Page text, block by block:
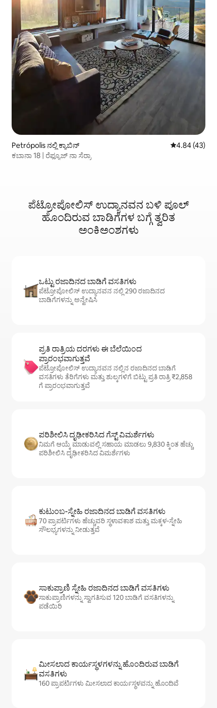
Petrópolis ನಲ್ಲಿ ಕ್ಯಾಬಿನ್ 5 ರಲ್ಲಿ 4.84
4.84 (43)
ಕಬಾನಾ 18 | ರೆಫ್ಯೂಜ್ ನಾ ಸೆರ್ರಾ
ಪೆಟ್ರೋಪೋಲಿಸ್ ಉದ್ಯಾನವನ ಬಳಿ ಪೂಲ್
ಹೊಂದಿರುವ ಬಾಡಿಗೆಗಳ ಬಗ್ಗೆ ತ್ವರಿತ
ಅಂಕಿಅಂಶಗಳು
ಒಟ್ಟು ರಜಾದಿನದ ಬಾಡಿಗೆ ವಸತಿಗಳು
ಪೆಟ್ರೋಪೋಲಿಸ್ ಉದ್ಯಾನವನ ನಲ್ಲಿ 290 ರಜಾದಿನದ
ಬಾಡಿಗೆಗಳನ್ನು ಅನ್ವೇಷಿಸಿ
ಪ್ರತಿ ರಾತ್ರಿಯ ದರಗಳು ಈ ಬೆಲೆಯಿಂದ
ಪ್ರಾರಂಭವಾಗುತ್ತವೆ
ಪೆಟ್ರೋಪೋಲಿಸ್ ಉದ್ಯಾನವನ ನಲ್ಲಿನ ರಜಾದಿನದ ಬಾಡಿಗೆ
ವಸತಿಗಳು ತೆರಿಗೆಗಳು ಮತ್ತು ಶುಲ್ಕಗಳಿಗೆ ಬಿಟ್ಟು ಪ್ರತಿ ರಾತ್ರಿ ₹2,858
ಗೆ ಪ್ರಾರಂಭವಾಗುತ್ತವೆ
ಪರಿಶೀಲಿಸಿ ದೃಢೀಕರಿಸಿದ ಗೆಸ್ಟ್ ವಿಮರ್ಶೆಗಳು
ನಿಮಗೆ ಆಯ್ಕೆ ಮಾಡುವಲ್ಲಿ ಸಹಾಯ ಮಾಡಲು 9,830 ಕ್ಕಿಂತ ಹೆಚ್ಚು
ಪರಿಶೀಲಿಸಿ ದೃಢೀಕರಿಸಿದ ವಿಮರ್ಶೆಗಳು
ಕುಟುಂಬ-ಸ್ನೇಹಿ ರಜಾದಿನದ ಬಾಡಿಗೆ ವಸತಿಗಳು
70 ಪ್ರಾಪರ್ಟಿಗಳು ಹೆಚ್ಚುವರಿ ಸ್ಥಳಾವಕಾಶ ಮತ್ತು ಮಕ್ಕಳ-ಸ್ನೇಹಿ
ಸೌಲಭ್ಯಗಳನ್ನು ನೀಡುತ್ತವೆ
ಸಾಕುಪ್ರಾಣಿ ಸ್ನೇಹಿ ರಜಾದಿನದ ಬಾಡಿಗೆ ವಸತಿಗಳು
ಸಾಕುಪ್ರಾಣಿಗಳನ್ನು ಸ್ವಾಗತಿಸುವ 120 ಬಾಡಿಗೆ ವಸತಿಗಳನ್ನು
ಪಡೆಯಿರಿ
ಮೀಸಲಾದ ಕಾರ್ಯಸ್ಥಳಗಳನ್ನು ಹೊಂದಿರುವ ಬಾಡಿಗೆ
ವಸತಿಗಳು
160 ಪ್ರಾಪರ್ಟಿಗಳು ಮೀಸಲಾದ ಕಾರ್ಯಸ್ಥಳವನ್ನು ಹೊಂದಿವೆ